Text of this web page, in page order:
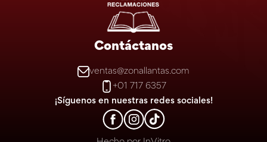
Contáctanos
ventas@zonallantas.com
+01 717 6357
¡Síguenos en nuestras redes sociales!